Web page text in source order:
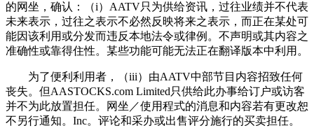
的网坐，确认：（i）AATV只为供给资讯，过往业绩并不代表
未来表示，过往之表示不必然反映将来之表示，而正在某处可
能因该利用或分发而违反本地法令或律例。不声明或其内容之
准确性或靠得住性。某些功能可能无法正在翻译版本中利用。
为了便利利用者，（iii）由AATV中部节目内容招致任何
丧失。但AASTOCKS.com Limited只供给此办事给订户或访客
并不为此放置担任。网坐／使用程式的消息和内容若有更改恕
不另行通知。Inc。评论和采办或出售评分施行的买卖担任。